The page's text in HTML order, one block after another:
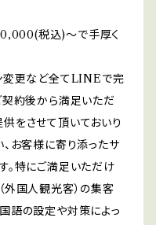
税込)〜で手厚く
変更など全てLINEで完
契約後から満足いただ
をさせて頂いておいり
お客様に寄り添ったサ
。特にご満足いただけ
外国人観光客）の集客
語の設定や対策によっ